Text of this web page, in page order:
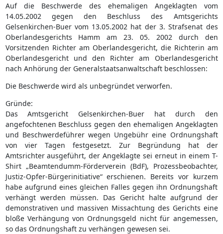
Auf die Beschwerde des ehemaligen Angeklagten vom
14.05.2002 gegen den Beschluss des Amtsgerichts
Gelsenkirchen-Buer vom 13.05.2002 hat der 3. Strafsenat des
Oberlandesgerichts Hamm am 23. 05. 2002 durch den
Vorsitzenden Richter am Oberlandesgericht, die Richterin am
Oberlandesgericht und den Richter am Oberlandesgericht
nach Anhörung der Generalstaatsanwaltschaft beschlossen:
Die Beschwerde wird als unbegründet verworfen.
Gründe:
Das Amtsgericht Gelsenkirchen-Buer hat durch den
angefochtenen Beschluss gegen den ehemaligen Angeklagten
und Beschwerdeführer wegen Ungebühr eine Ordnungshaft
von vier Tagen festgesetzt. Zur Begründung hat der
Amtsrichter ausgeführt, der Angeklagte sei erneut in einem T-
Shirt „Beamtendumm-Förderverein (BdF), Prozessbeobachter,
Justiz-Opfer-Bürgerinitiative“ erschienen. Bereits vor kurzem
habe aufgrund eines gleichen Falles gegen ihn Ordnungshaft
verhängt werden müssen. Das Gericht halte aufgrund der
demonstrativen und massiven Missachtung des Gerichts eine
bloße Verhängung von Ordnungsgeld nicht für angemessen,
so das Ordnungshaft zu verhängen gewesen sei.